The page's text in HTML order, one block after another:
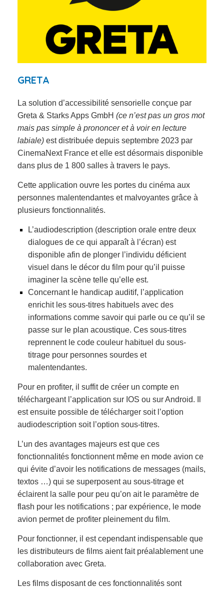
GRETA
La solution d’accessibilité sensorielle conçue par
Greta & Starks Apps GmbH (ce n’est pas un gros mot
mais pas simple à prononcer et à voir en lecture
labiale) est distribuée depuis septembre 2023 par
CinemaNext France et elle est désormais disponible
dans plus de 1 800 salles à travers le pays.
Cette application ouvre les portes du cinéma aux
personnes malentendantes et malvoyantes grâce à
plusieurs fonctionnalités.
L’audiodescription (description orale entre deux
dialogues de ce qui apparaît à l’écran) est
disponible afin de plonger l’individu déficient
visuel dans le décor du film pour qu’il puisse
imaginer la scène telle qu’elle est.
Concernant le handicap auditif, l’application
enrichit les sous-titres habituels avec des
informations comme savoir qui parle ou ce qu’il se
passe sur le plan acoustique. Ces sous-titres
reprennent le code couleur habituel du sous-
titrage pour personnes sourdes et
malentendantes.
Pour en profiter, il suffit de créer un compte en
téléchargeant l’application sur IOS ou surAndroid.
est ensuite possible de télécharger soit l’option
audiodescription soit l’option sous-titres.
L’un des avantages majeurs est que ces
fonctionnalités fonctionnent même en mode avion ce
qui évite d’avoir les notifications de messages (mails,
textos …) qui se superposent au sous-titrage et
éclairent la salle pour peu qu’on ait le paramètre de
flash pour les notifications ; par expérience, le mode
avion permet de profiter pleinement du film.
Pour fonctionner, il est cependant indispensable que
les distributeurs de films aient fait préalablement une
collaboration avec Greta.
Les films disposant de ces fonctionnalités sont